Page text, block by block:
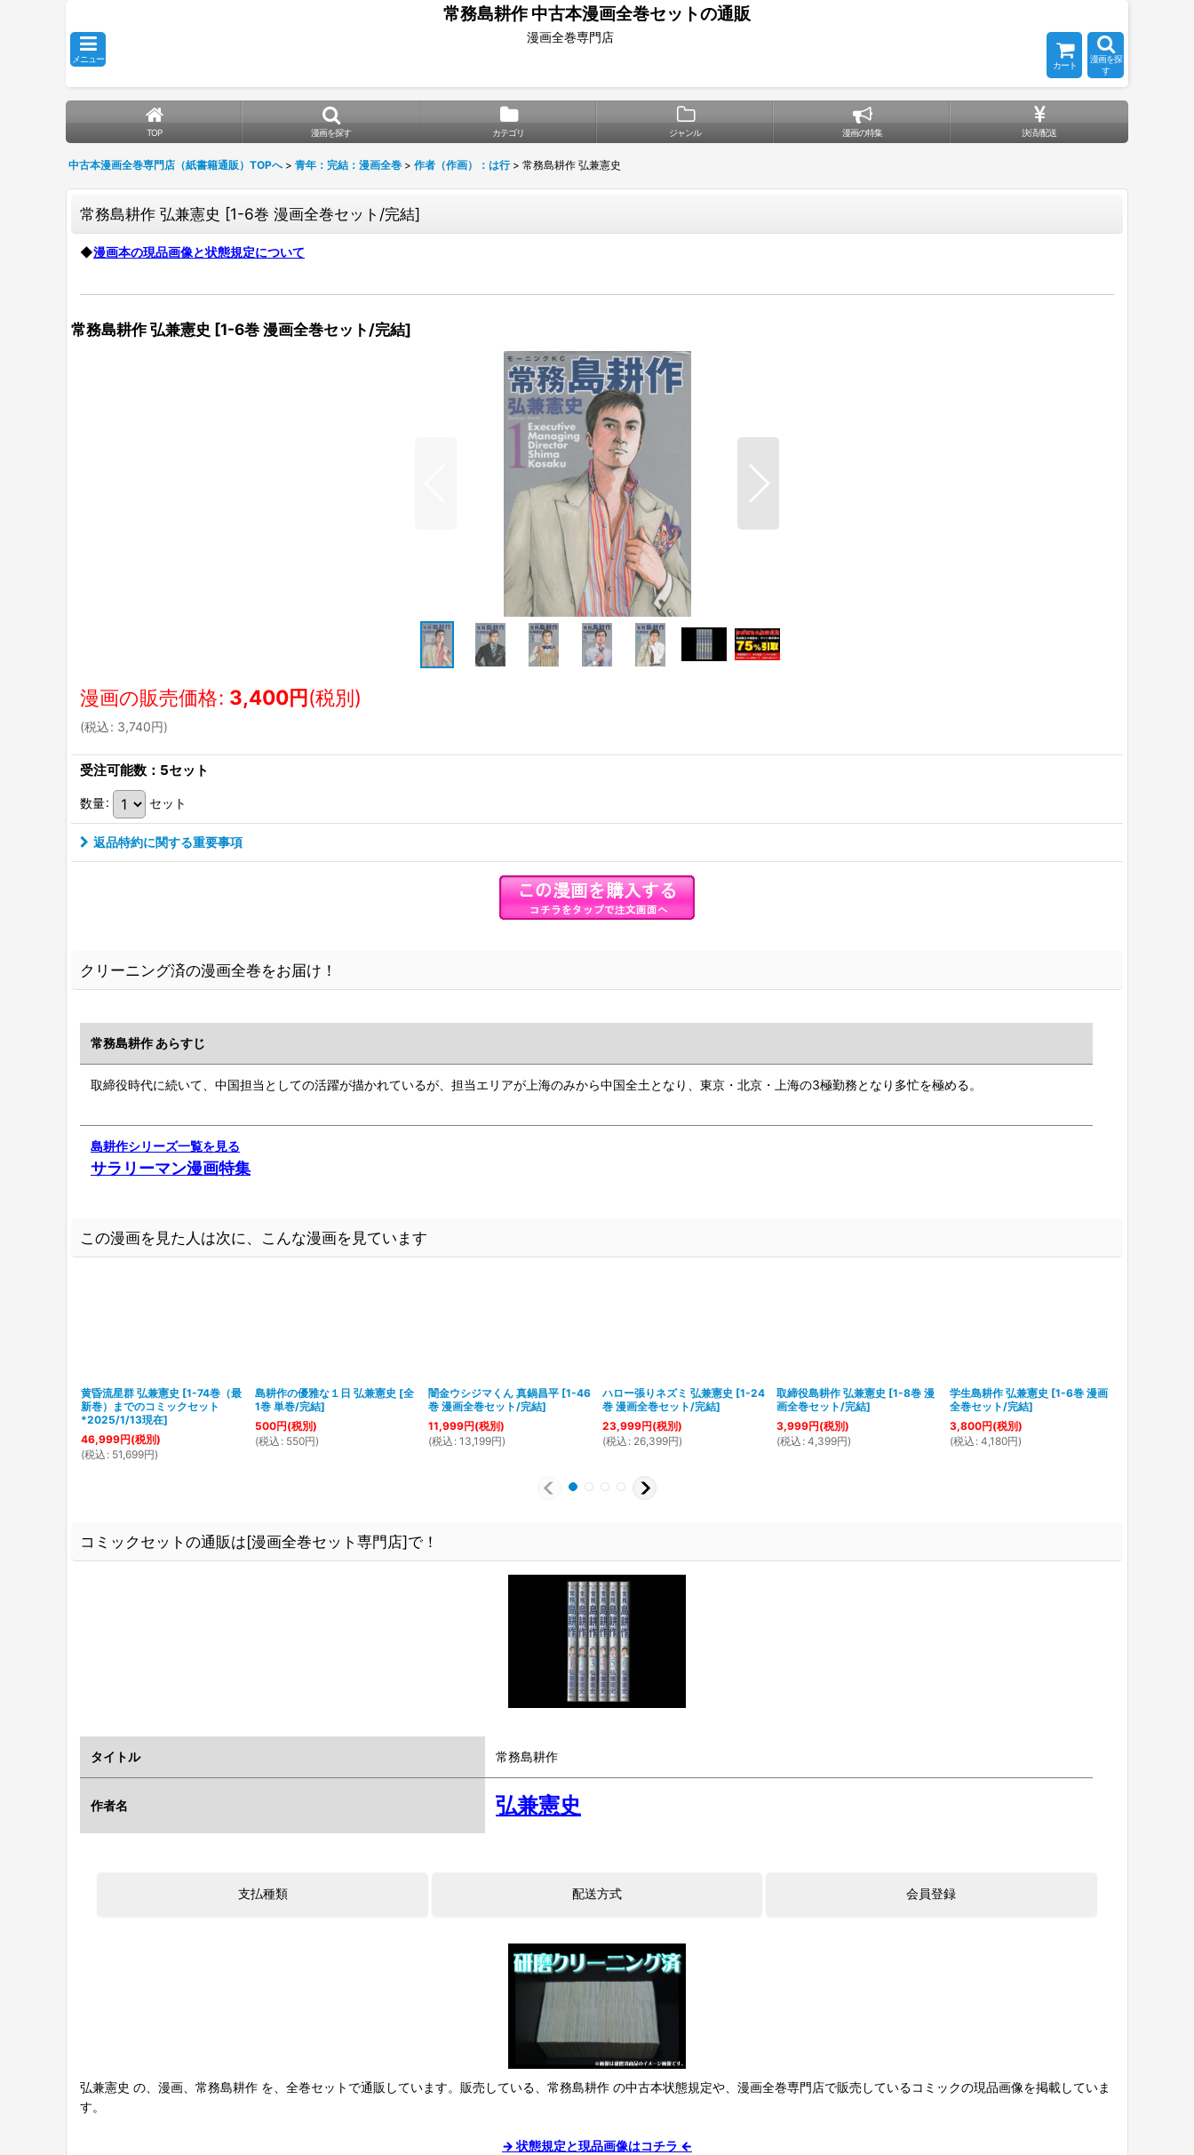
常務島耕作 中古本漫画全巻セットの通販
メニュー
漫画全巻専門店
カート
漫画を探
す
TOP 漫画を探す カテゴリ ジャンル 漫画の特集 決済/配送
中古本漫画全巻専門店（紙書籍通販）TOPへ > 青年：完結：漫画全巻 > 作者（作画）：は行 > 常務島耕作 弘兼憲史
常務島耕作 弘兼憲史 [1-6巻 漫画全巻セット/完結]
◆漫画本の現品画像と状態規定について
常務島耕作 弘兼憲史 [1-6巻 漫画全巻セット/完結]
漫画の販売価格: 3,400円(税別)
(税込: 3,740円)
受注可能数：5セット
数量: セット
返品特約に関する重要事項
クリーニング済の漫画全巻をお届け！
常務島耕作 あらすじ
取締役時代に続いて、中国担当としての活躍が描かれているが、担当エリアが上海のみから中国全土となり、東京・北京・上海の3極勤務となり多忙を極める。
島耕作シリーズ一覧を見る
サラリーマン漫画特集
この漫画を見た人は次に、こんな漫画を見ています
黄昏流星群 弘兼憲史 [1-74巻（最
新巻）までのコミックセット
*2025/1/13現在]
46,999円(税別)
(税込 : 51,699円)
島耕作の優雅な１日 弘兼憲史 [全
1巻 単巻/完結]
500円(税別)
(税込 : 550円)
闇金ウシジマくん 真鍋昌平 [1-46
巻 漫画全巻セット/完結]
11,999円(税別)
(税込 : 13,199円)
ハロー張りネズミ 弘兼憲史 [1-24
巻 漫画全巻セット/完結]
23,999円(税別)
(税込 : 26,399円)
取締役島耕作 弘兼憲史 [1-8巻 漫
画全巻セット/完結]
3,999円(税別)
(税込 : 4,399円)
学生島耕作 弘兼憲史 [1-6巻 漫画
全巻セット/完結]
3,800円(税別)
(税込 : 4,180円)
コミックセットの通販は[漫画全巻セット専門店]で！
タイトル 常務島耕作
作者名 弘兼憲史
弘兼憲史 の、漫画、常務島耕作 を、全巻セットで通販しています。販売している、常務島耕作 の中古本状態規定や、漫画全巻専門店で販売しているコミックの現品画像を掲載していま
す。
→ 状態規定と現品画像はコチラ ←